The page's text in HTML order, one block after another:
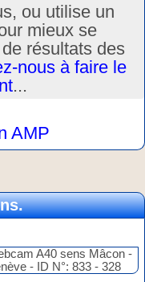
ou utilise un
mieux se
résultats des
nous à faire le
...
AMP